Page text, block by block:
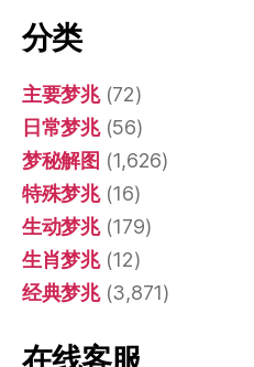
分类
主要梦兆(72)
日常梦兆(56)
梦秘解图 (1,626)
特殊梦兆(16)
生动梦兆(179)
生肖梦兆(12)
经典梦兆(3,871)